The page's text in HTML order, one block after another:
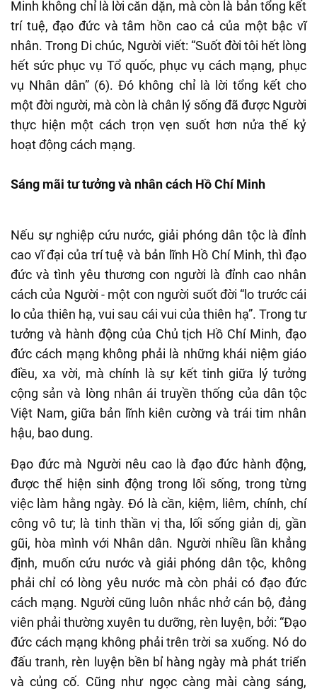
Minh không chỉ là lời căn dặn, mà còn là bản tổng kết
trí tuệ, đạo đức và tâm hồn cao cả của một bậc vĩ
nhân. Trong Di chúc, Người viết: “Suốt đời tôi hết lòng
hết sức phục vụ Tổ quốc, phục vụ cách mạng, phục
vụ Nhân dân” (6). Đó không chỉ là lời tổng kết cho
một đời người, mà còn là chân lý sống đã được Người
thực hiện một cách trọn vẹn suốt hơn nửa thế kỷ
hoạt động cách mạng.
Sáng mãi tư tưởng và nhân cách Hồ Chí Minh
Nếu sự nghiệp cứu nước, giải phóng dân tộc là đỉnh
cao vĩ đại của trí tuệ và bản lĩnh Hồ Chí Minh, thì đạo
đức và tình yêu thương con người là đỉnh cao nhân
cách của Người - một con người suốt đời “lo trước cái
lo của thiên hạ, vui sau cái vui của thiên hạ”. Trong tư
tưởng và hành động của Chủ tịch Hồ Chí Minh, đạo
đức cách mạng không phải là những khái niệm giáo
điều, xa vời, mà chính là sự kết tinh giữa lý tưởng
cộng sản và lòng nhân ái truyền thống của dân tộc
Việt Nam, giữa bản lĩnh kiên cường và trái tim nhân
hậu, bao dung.
Đạo đức mà Người nêu cao là đạo đức hành động,
được thể hiện sinh động trong lối sống, trong từng
việc làm hằng ngày. Đó là cần, kiệm, liêm, chính, chí
công vô tư; là tinh thần vị tha, lối sống giản dị, gần
gũi, hòa mình với Nhân dân. Người nhiều lần khẳng
định, muốn cứu nước và giải phóng dân tộc, không
phải chỉ có lòng yêu nước mà còn phải có đạo đức
cách mạng. Người cũng luôn nhắc nhở cán bộ, đảng
viên phải thường xuyên tu dưỡng, rèn luyện, bởi: “Đạo
đức cách mạng không phải trên trời sa xuống. Nó do
đấu tranh, rèn luyện bền bỉ hàng ngày mà phát triển
và củng cố. Cũng như ngọc càng mài càng sáng,